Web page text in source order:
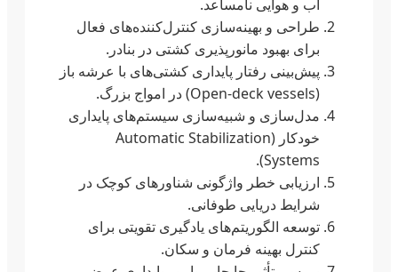
آب و هوایی نامساعد.
طراحی و بهینه‌سازی کنترل‌کننده‌های فعال
برای بهبود مانورپذیری کشتی در بنادر.
پیش‌بینی رفتار پایداری کشتی‌های با عرشه باز
(Open-deck vessels) در امواج بزرگ.
مدل‌سازی و شبیه‌سازی سیستم‌های پایداری
خودکار (Automatic Stabilization
Systems).
ارزیابی خطر واژگونی شناورهای کوچک در
شرایط دریایی طوفانی.
توسعه الگوریتم‌های یادگیری تقویتی برای
کنترل بهینه فرمان و سکان.